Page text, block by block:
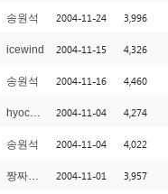
송원석 2004-11-24 3,996
icewind 2004-11-15 4,326
송원석 2004-11-16 4,460
hyochun 2004-11-04 4,274
송원석 2004-11-04 4,022
짱짜짱(무지막지초보) 2004-11-01 3,957